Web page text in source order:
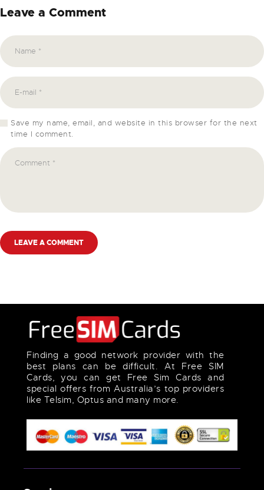
Leave a Comment
Save my name, email, and website in this browser for the next
time I comment.
Finding a good network provider with the
best plans can be difficult. At Free SIM
Cards, you can get Free Sim Cards and
special offers from Australia’s top providers
like Telsim, Optus and many more.